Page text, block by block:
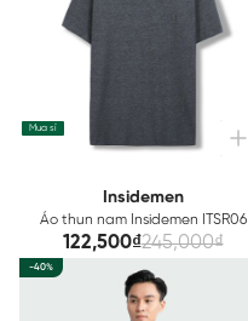
Mua sỉ
Insidemen
Áo thun nam Insidemen ITSR06
122,500₫245,000₫
-40%